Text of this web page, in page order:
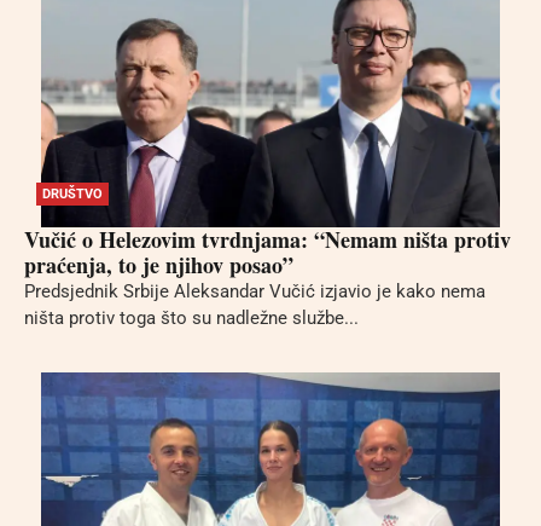
DRUŠTVO
Vučić o Helezovim tvrdnjama: “Nemam ništa protiv
praćenja, to je njihov posao”
Predsjednik Srbije Aleksandar Vučić izjavio je kako nema
ništa protiv toga što su nadležne službe...